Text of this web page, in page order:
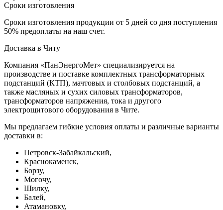
Сроки изготовления
Сроки изготовления продукции от 5 дней со дня поступления
50% предоплаты на наш счет.
Доставка в Читу
Компания «ПанЭнергоМет» специализируется на
производстве и поставке комплектных трансформаторных
подстанций (КТП), мачтовых и столбовых подстанций, а
также масляных и сухих силовых трансформаторов,
трансформаторов напряжения, тока и другого
электрощитового оборудования в Чите.
Мы предлагаем гибкие условия оплаты и различные варианты
доставки в:
Петровск-Забайкальский,
Краснокаменск,
Борзу,
Могочу,
Шилку,
Балей,
Атамановку,